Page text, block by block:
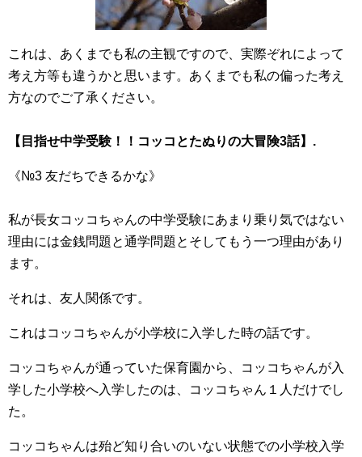
これは、あくまでも私の主観ですので、実際ぞれによって
考え方等も違うかと思います。あくまでも私の偏った考え
方なのでご了承ください。
【目指せ中学受験！！コッコとたぬりの大冒険3話】.
《№3 友だちできるかな》
私が長女コッコちゃんの中学受験にあまり乗り気ではない
理由には金銭問題と通学問題とそしてもう一つ理由があり
ます。
それは、友人関係です。
これはコッコちゃんが小学校に入学した時の話です。
コッコちゃんが通っていた保育園から、コッコちゃんが入
学した小学校へ入学したのは、コッコちゃん１人だけでし
た。
コッコちゃんは殆ど知り合いのいない状態での小学校入学